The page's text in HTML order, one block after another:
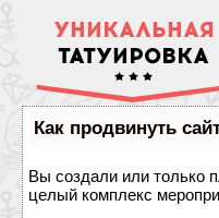
УНИКАЛЬНАЯ
ТАТУИРОВКА
Как продвинуть
Вы создали или только
целый комплекс